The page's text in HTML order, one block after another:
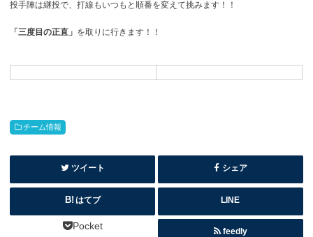
投手陣は継投で、打線もいつもと順番を変えて挑みます！！
「三度目の正直」 を取りに行きます！！
チーム情報
ツイート シェア
はてブ LINE
Pocket feedly